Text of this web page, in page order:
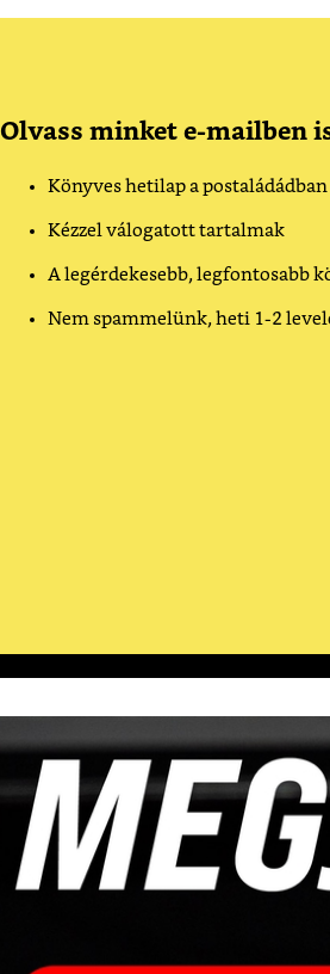
Olvass minket e-mailben
Könyves hetilap a postaládádban
Kézzel válogatott tartalmak
A legérdekesebb, legfontosabb
Nem spammelünk, heti 1-2